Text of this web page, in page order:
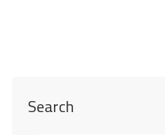
Search